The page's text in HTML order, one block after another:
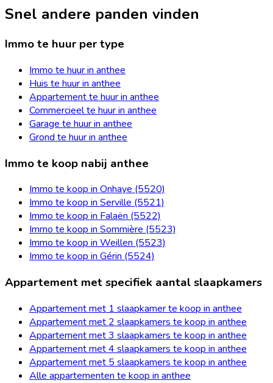
Snel andere panden vinden
Immo te huur per type
Immo te huur in anthee
Huis te huur in anthee
Appartement te huur in anthee
Commercieel te huur in anthee
Garage te huur in anthee
Grond te huur in anthee
Immo te koop nabij anthee
Immo te koop in Onhaye (5520)
Immo te koop in Serville (5521)
Immo te koop in Falaën (5522)
Immo te koop in Sommière (5523)
Immo te koop in Weillen (5523)
Immo te koop in Gérin (5524)
Appartement met specifiek aantal slaapkamers
Appartement met 1 slaapkamer te koop in anthee
Appartement met 2 slaapkamers te koop in anthee
Appartement met 3 slaapkamers te koop in anthee
Appartement met 4 slaapkamers te koop in anthee
Appartement met 5 slaapkamers te koop in anthee
Alle appartementen te koop in anthee